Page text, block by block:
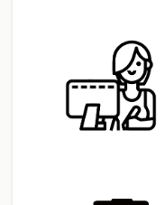
pour tous les
dimensions et
dans le profil
présentes